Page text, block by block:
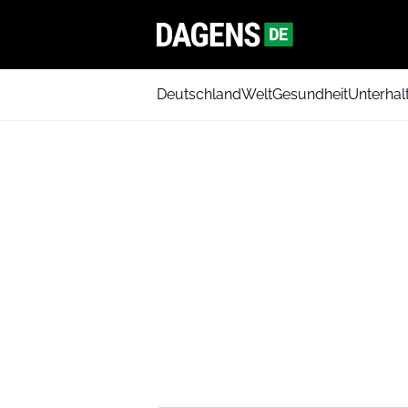
DeutschlandWeltGesundheit